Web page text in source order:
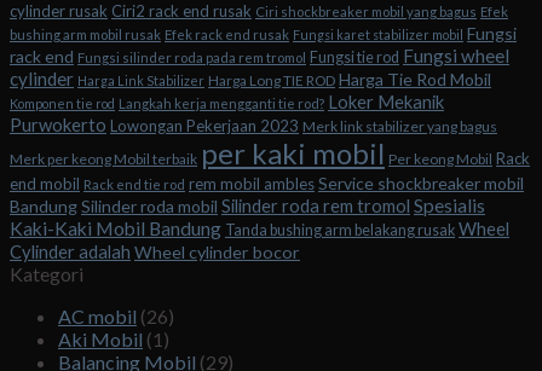
cylinder rusak Ciri2 rack end rusak Ciri shockbreaker mobil yang bagus Efek
bushing arm mobil rusak Efek rack end rusak Fungsi karet stabilizer mobil Fungsi
rack end Fungsi silinder roda pada rem tromol Fungsi tie rod Fungsi wheel
cylinder Harga Link Stabilizer Harga Long TIE ROD Harga Tie Rod Mobil
Komponen tie rod Langkah kerja mengganti tie rod? Loker Mekanik
Purwokerto Lowongan Pekerjaan 2023 Merk link stabilizer yang bagus
Merk per keong Mobil terbaik per kaki mobil Per keong Mobil Rack
end mobil Rack end tie rod rem mobil amblesService shockbreaker mobil
BandungSilinder roda mobil Silinder roda rem tromol Spesialis
Kaki-Kaki Mobil Bandung Tanda bushing arm belakang rusak Wheel
Cylinder adalah Wheel cylinder bocor
Kategori
AC mobil (26)
Aki Mobil (1)
Balancing Mobil (29)